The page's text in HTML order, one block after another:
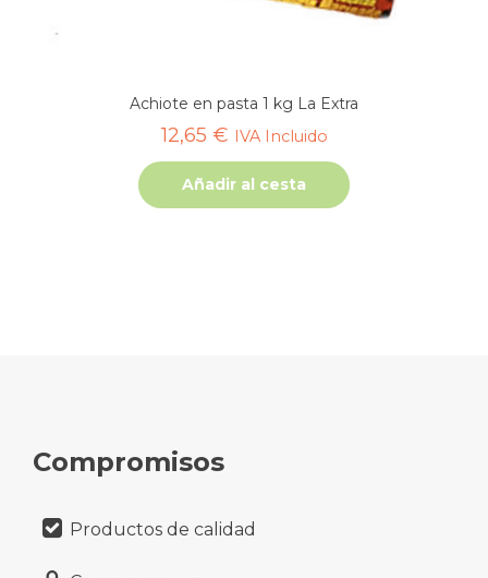
Achiote en pasta 1 kg La Extra
12,65 € IVA Incluido
Añadir al cesta
Compromisos
Productos de calidad